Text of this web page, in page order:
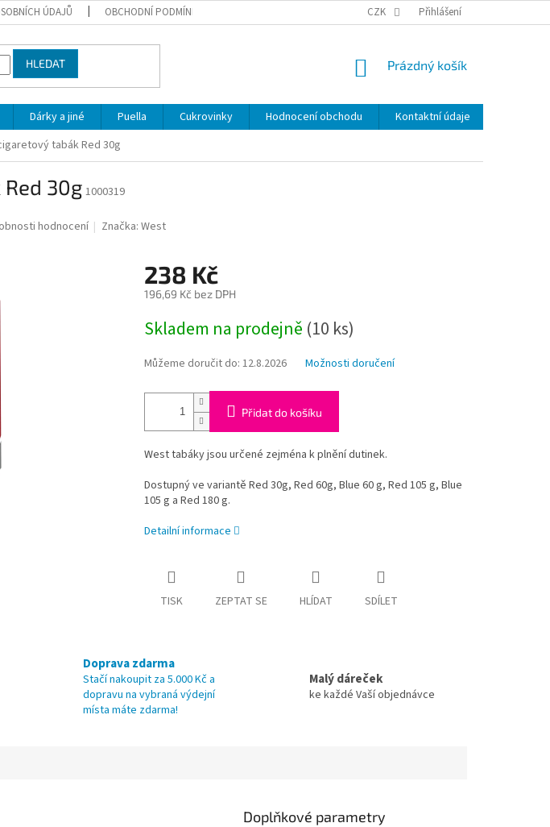
ÚDAJŮ OBCHODNÍ PODMÍNKY BEZPEČNOSTÍ UPOZORNĚNÍ K NÁMI VYRÁBENÝM SVÍČKÁM
CZK Přihlášení
HLEDAT
NÁKUPNÍ
Prázdný košík
Dárky a jiné Puella Cukrovinky Hodnocení obchodu Kontaktní údaje
tabák Red 30g
30g 1000319
hodnocení Značka:West
238 Kč
196,69 Kč bez DPH
cena:
Skladem na prodejně (10 ks)
Můžeme doručit do: 12.8.2026 Možnosti doručení
Přidat do košíku
West tabáky jsou určené zejména k plnění dutinek.
Dostupný ve variantě Red 30g, Red 60g, Blue 60 g, Red 105 g, Blue
105 g a Red 180 g.
Detailní informace
TISK ZEPTAT SE HLÍDAT SDÍLET
Doprava zdarma
Stačí nakoupit za 5.000 Kč a
dopravu na vybraná výdejní
místa máte zdarma!
Malý dáreček
ke každé Vaší objednávce
Doplňkové parametry